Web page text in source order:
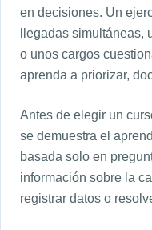
en decisiones. Un
llegadas simultáneas,
o unos cargos
aprenda a priorizar,
Antes de elegir un
se demuestra el
basada solo en
información sobre la
registrar datos o